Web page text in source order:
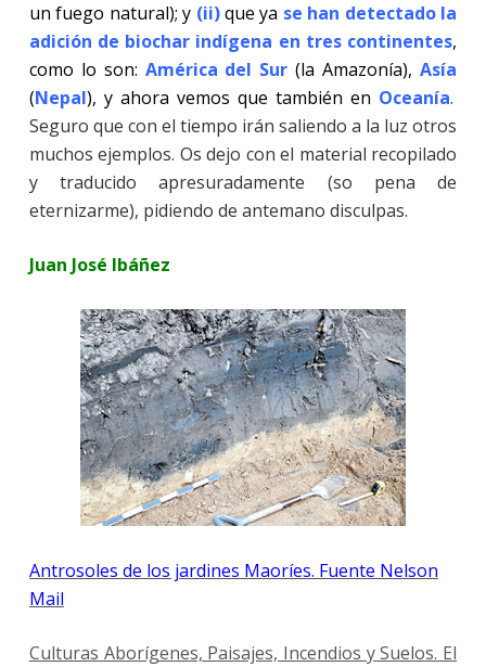
un fuego natural); y (ii)que ya se han detectado la
adición de biochar indígena en tres continentes,
como lo son: América del Sur (la Amazonía),Asía
(Nepal), y ahora vemos que también en Oceanía.
Seguro que con el tiempo irán saliendo a la luz otros
muchos ejemplos. Os dejo con el material recopilado
y traducido apresuradamente (so pena de
eternizarme), pidiendo de antemano disculpas.
Juan José Ibáñez
Antrosoles de los jardines Maoríes. Fuente Nelson
Mail
Culturas Aborígenes, Paisajes, Incendios y Suelos. El